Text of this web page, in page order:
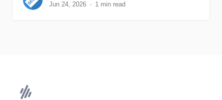
Jun 24, 2026
1 min read